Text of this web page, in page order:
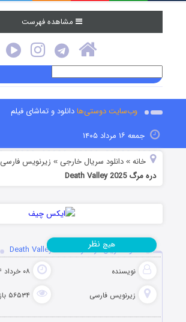
مشاهده فهرست
وب‌سایت دوستی‌هادانلود و تماشای فیلم
جمعه ۱۶ مرداد ۱۴۰۵
خانه »دانلود سریال خارجی » زیرنویس فارسی
دره مرگ Death Valley 2025
دانلود سریال دره مرگ Death Valley 2025
نویسنده ۰۸ خرداد ۱۴۰۴
زیرنویس فارسی ۵۶۵۳۴ بازدید
هیچ نظر